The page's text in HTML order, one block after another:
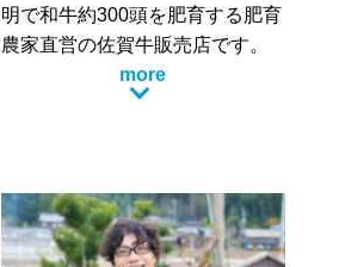
明で和牛約300頭を肥育する肥育
農家直営の佐賀牛販売店です。
全国のみなさんにおいしい佐賀
牛を食べてもらいたい。その想
愛情を持って育てた牛の出荷時
は悲しくもありますが、日本ト
ップブランドの佐賀牛を全国の
more